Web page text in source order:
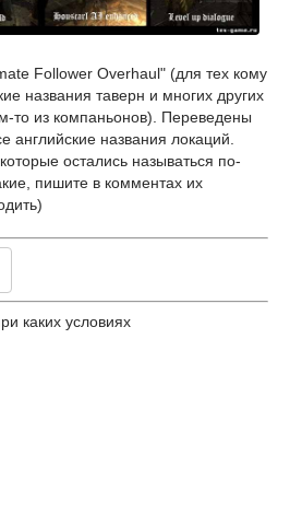
Follower Overhaul" (для тех кому
названия таверн и многих других
то из компаньонов). Переведены
английские названия локаций.
остались называться по-
пишите в комментах их
каких условиях